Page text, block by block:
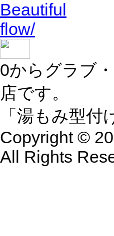
0からグラブ
店です。
「湯もみ型
Copyright ©
All Rights